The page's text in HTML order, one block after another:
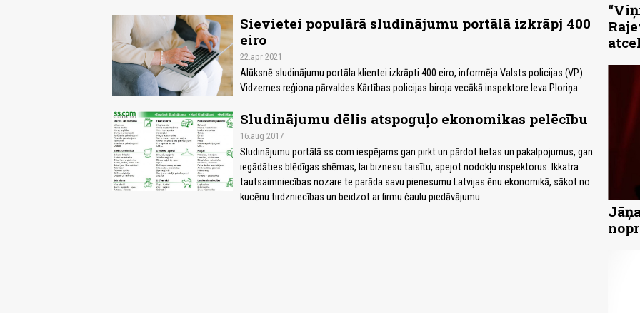
Sievietei populārā sludinājumu portālā izkrāpj 400
eiro
22.apr 2021
Alūksnē sludinājumu portāla klientei izkrāpti 400 eiro, informēja Valsts policijas (VP)
Vidzemes reģiona pārvaldes Kārtības policijas biroja vecākā inspektore Ieva Ploriņa.
Sludinājumu dēlis atspoguļo ekonomikas pelēcību
16.aug 2017
Sludinājumu portālā ss.com iespējams gan pirkt un pārdot lietas un pakalpojumus, gan
iegādāties blēdīgas shēmas, lai biznesu taisītu, apejot nodokļu inspektorus. Ikkatra
tautsaimniecības nozare te parāda savu pienesumu Latvijas ēnu ekonomikā, sākot no
kucēnu tirdzniecības un beidzot ar firmu čaulu piedāvājumu.